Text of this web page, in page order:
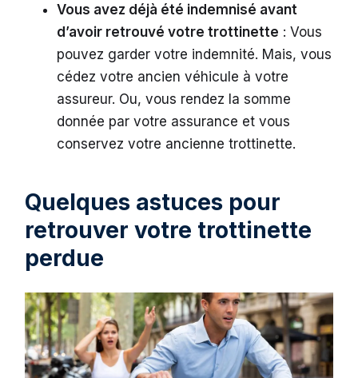
Vous avez déjà été indemnisé avant
d’avoir retrouvé votre trottinette : Vous
pouvez garder votre indemnité. Mais, vous
cédez votre ancien véhicule à votre
assureur. Ou, vous rendez la somme
donnée par votre assurance et vous
conservez votre ancienne trottinette.
Quelques astuces pour
retrouver votre trottinette
perdue